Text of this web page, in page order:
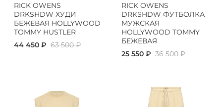
RICK OWENS
DRKSHDW ХУДИ
БЕЖЕВАЯ HOLLYWOOD
TOMMY HUSTLER
44 450 ₽ 63 500 ₽
RICK OWENS
DRKSHDW ФУТБОЛКА
МУЖСКАЯ
HOLLYWOOD TOMMY
БЕЖЕВАЯ
25 550 ₽ 36 500 ₽